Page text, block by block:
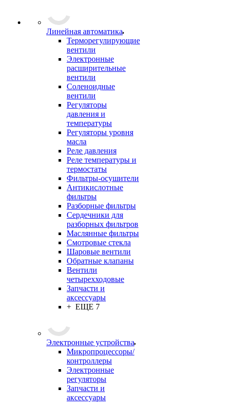
Линейная автоматика
Терморегулирующие
вентили
Электронные
расширительные
вентили
Соленоидные
вентили
Регуляторы
давления и
температуры
Регуляторы уровня
масла
Реле давления
Реле температуры и
термостаты
Фильтры-осушители
Антикислотные
фильтры
Разборные фильтры
Сердечники для
разборных фильтров
Маслянные фильтры
Смотровые стекла
Шаровые вентили
Обратные клапаны
Вентили
четырехходовые
Запчасти и
аксессуары
+ ЕЩЕ 7
Электронные устройства
Микропроцессоры/
контроллеры
Электронные
регуляторы
Запчасти и
аксессуары